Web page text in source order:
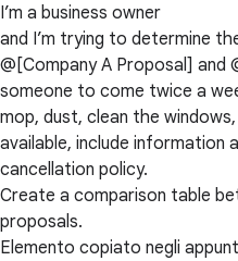
I’m a business owner
and I’m trying to determine
@[Company A Proposal] and
someone to come twice a
mop, dust, clean the
available, include information
cancellation policy.
Create a comparison table
proposals.
Elemento copiato negli